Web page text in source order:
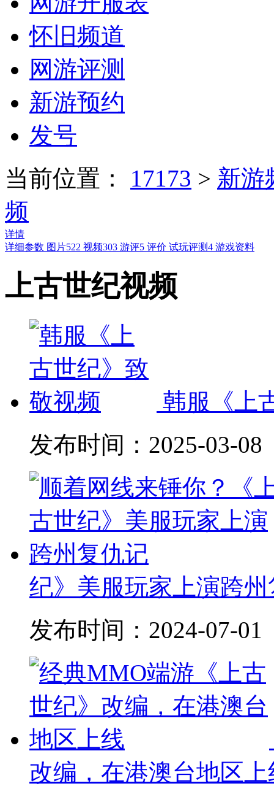
怀旧频道
网游评测
新游预约
发号
当前位置： 17173 > 新游
频
详情
详细参数 图片522 视频303 游评5 评价 试玩评测4 游戏资料
上古世纪视频
韩服《上
发布时间： 2025-03-08
纪》美服玩家上演跨
发布时间： 2024-07-01
改编，在港澳台地区上